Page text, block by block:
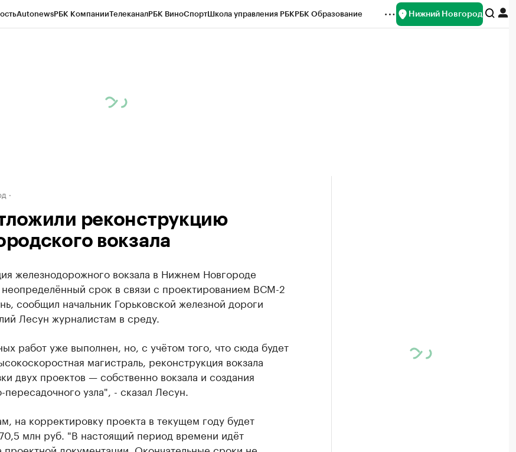
AutonewsРБК КомпанииТелеканалРБК ВиноСпортШкола управления РБКРБК Образование Нижний Новгород
реконструкцию
вокзала
железнодорожного вокзала в Нижнем Новгороде
срок в связи с проектированием ВСМ-2
сообщил начальник Горьковской железной дороги
Лесун журналистам в среду.
работ уже выполнен, но, с учётом того, что сюда будет
магистраль, реконструкция вокзала
двух проектов — собственно вокзала и создания
узла", - сказал Лесун.
на корректировку проекта в текущем году будет
млн руб. "В настоящий период времени идёт